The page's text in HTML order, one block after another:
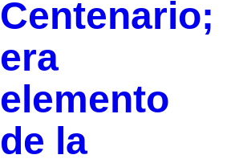
Centenario;
era
elemento
de la